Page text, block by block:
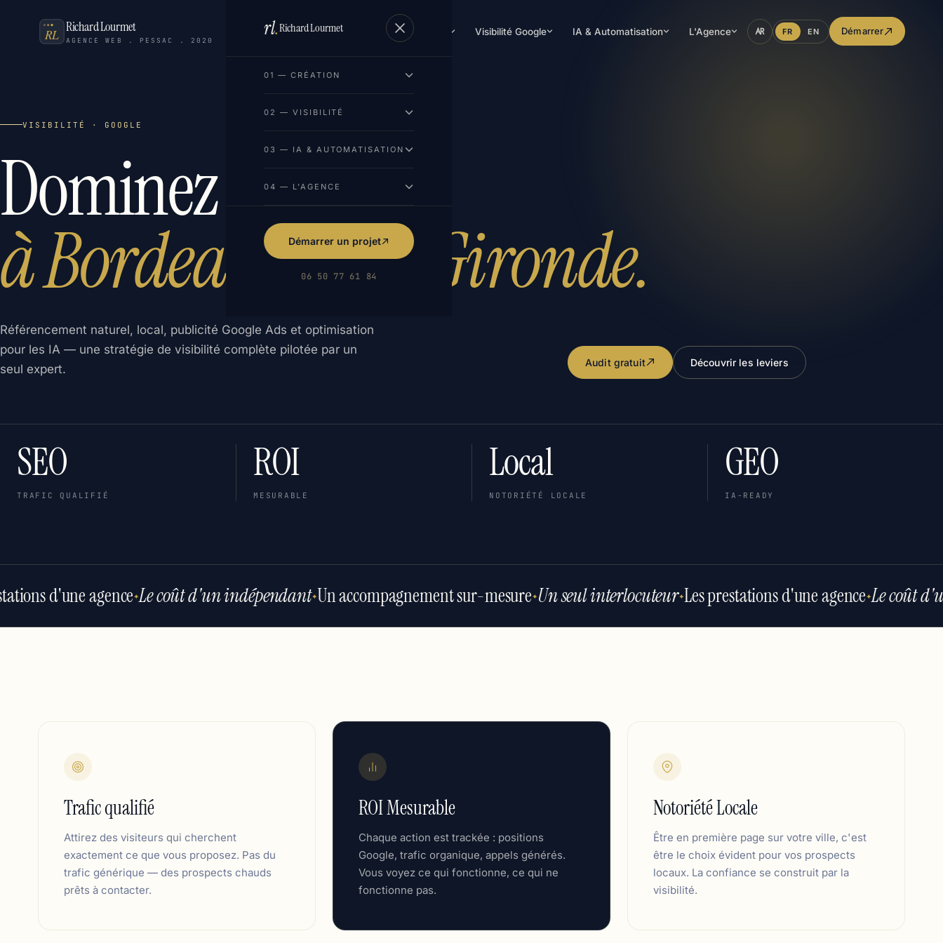
Richard Lourmet
AGENCE WEB . PESSAC . 2020
Création de site Visibilité Google IA & Automatisation L'Agence FR EN Démarrer
rl.Richard Lourmet
01 — CRÉATION
02 — VISIBILITÉ
03 — IA & AUTOMATISATION
04 — L'AGENCE
Démarrer un projet
06 50 77 61 84
VISIBILITÉ · GOOGLE
Dominez Google
à Bordeaux & en Gironde.
Référencement naturel, local, publicité Google Ads et optimisation
pour les IA — une stratégie de visibilité complète pilotée par un
seul expert.
Audit gratuit Découvrir les leviers
SEO
TRAFIC QUALIFIÉ
ROI
MESURABLE
Local
NOTORIÉTÉ LOCALE
GEO
IA-READY
d'une agence✦Le coût d'un indépendant✦Un accompagnement sur-mesure✦Un seul interlocuteur✦Les prestations d'une agence✦Le coût
Trafic qualifié
Attirez des visiteurs qui cherchent
exactement ce que vous proposez. Pas du
trafic générique — des prospects chauds
prêts à contacter.
ROI Mesurable
Chaque action est trackée : positions
Google, trafic organique, appels générés.
Vous voyez ce qui fonctionne, ce qui ne
fonctionne pas.
Notoriété Locale
Être en première page sur votre ville, c'est
être le choix évident pour vos prospects
locaux. La confiance se construit par la
visibilité.